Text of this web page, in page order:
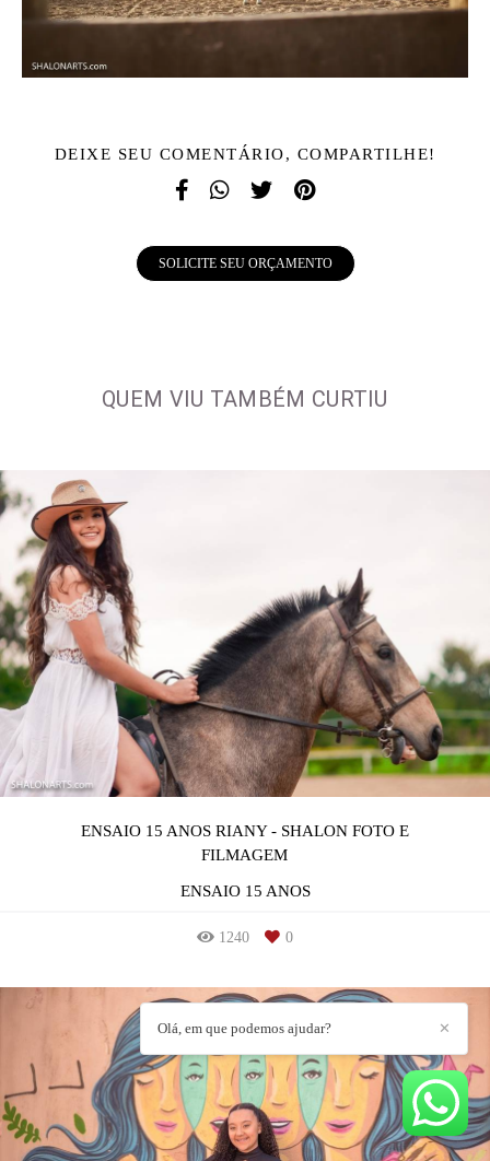
DEIXE SEU COMENTÁRIO, COMPARTILHE!
SOLICITE SEU ORÇAMENTO
QUEM VIU TAMBÉM CURTIU
ENSAIO 15 ANOS RIANY - SHALON FOTO E
FILMAGEM
ENSAIO 15 ANOS
1240 0
✕
Olá, em que podemos ajudar?